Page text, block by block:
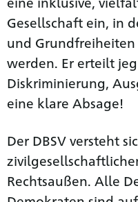
Gesellschaft ein, in
und
werden. Er erteilt
Diskriminierung,
eine klare Absage!
Der DBSV versteht
Rechtsaußen. Alle